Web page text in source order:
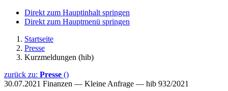
Direkt zum Hauptinhalt springen
Direkt zum Hauptmenü springen
Startseite
Presse
Kurzmeldungen (hib)
zurück zu: Presse ()
30.07.2021 Finanzen — Kleine Anfrage — hib 932/2021